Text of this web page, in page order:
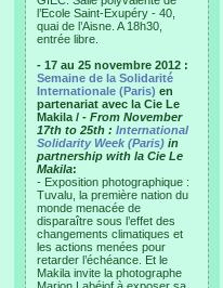
l’Ecole Saint-Exupéry - 40,
quai de l’Aisne. A 18h30,
entrée libre.
- 17 au 25 novembre 2012 :
Semaine de la Solidarité
Internationale (Paris) en
partenariat avec la Cie Le
Makila / - From November
17th to 25th : International
Solidarity Week (Paris) in
partnership with la Cie Le
Makila:
- Exposition photographique :
Tuvalu, la première nation du
monde menacée de
disparaître sous l’effet des
changements climatiques et
les actions menées pour
retarder l’échéance. Et le
Makila invite la photographe